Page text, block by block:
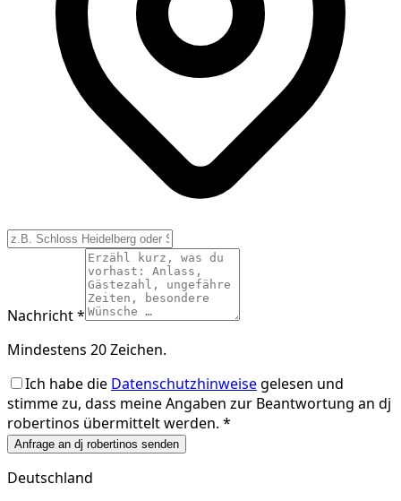
Nachricht *
Mindestens 20 Zeichen.
Ich habe die Datenschutzhinweisegelesen und
stimme zu, dass meine Angaben zur Beantwortung an dj
robertinos übermittelt werden. *
Anfrage an dj robertinos senden
Deutschland